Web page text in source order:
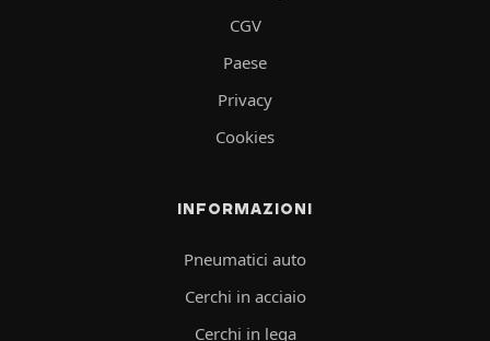
CGV
Paese
Privacy
Cookies
INFORMAZIONI
Pneumatici auto
Cerchi in acciaio
Cerchi in lega